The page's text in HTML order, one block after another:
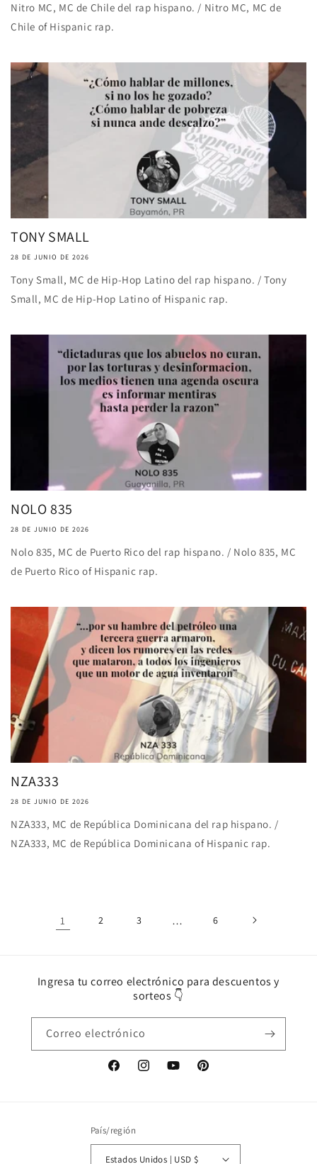
Nitro MC, MC de Chile del rap hispano. / Nitro MC, MC de
Chile of Hispanic rap.
TONY SMALL
28 DE JUNIO DE 2026
Tony Small, MC de Hip-Hop Latino del rap hispano. / Tony
Small, MC de Hip-Hop Latino of Hispanic rap.
NOLO 835
28 DE JUNIO DE 2026
Nolo 835, MC de Puerto Rico del rap hispano. / Nolo 835, MC
de Puerto Rico of Hispanic rap.
NZA333
28 DE JUNIO DE 2026
NZA333, MC de República Dominicana del rap hispano. /
NZA333, MC de República Dominicana of Hispanic rap.
1 2 3 … 6
Ingresa tu correo electrónico para descuentos y
sorteos 👇
Correo electrónico
FacebookInstagramYouTubePinterest
País/región
Estados Unidos | USD $